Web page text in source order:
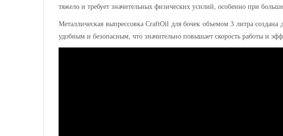
тяжело и требует значительных физических усилий, особенно при
Металлическая выпрессовка CraftOil для бочек объемом 3 литра
удобным и безопасным, что значительно повышает скорость работы и